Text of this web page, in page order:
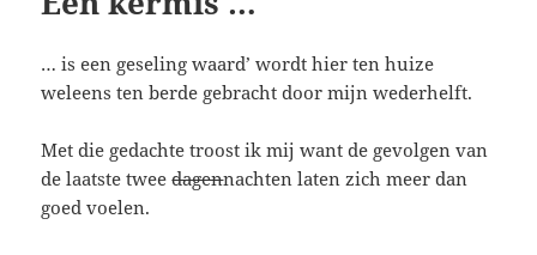
… is een geseling waard’ wordt hier ten huize
weleens ten berde gebracht door mijn wederhelft.
Met die gedachte troost ik mij want de gevolgen van
de laatste tweedagennachten laten zich meer dan
goed voelen.